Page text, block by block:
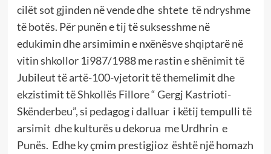
cilët sot gjinden në vende dhe shtete të ndryshme
të botës. Për punën e tij të suksesshme në
edukimin dhe arsimimin e nxënësve shqiptarë në
vitin shkollor 1i987/1988 me rastin e shënimit të
Jubileut të artë-100-vjetorit të themelimit dhe
ekzistimit të Shkollës Fillore “ Gergj Kastrioti-
Skënderbeu”, si pedagog i dalluar i këtij tempulli të
arsimit dhe kulturës u dekorua me Urdhrin e
Punës. Edhe ky çmim prestigjioz është një homazh